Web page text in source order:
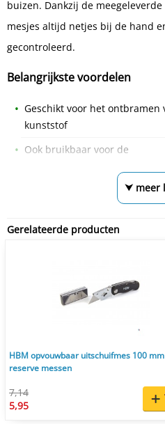
buizen. Dankzij de
mesjes altijd netjes bij de hand
gecontroleerd.
Belangrijkste voordelen
Geschikt voor het
kunststof
Ook bruikbaar voor de
⮟ meer
Gerelateerde producten
HBM opvouwbaar uitschuifmes 100
reserve messen
7,14
5,95